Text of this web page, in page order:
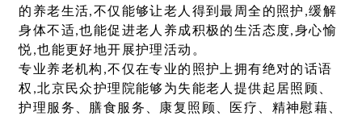
的养老生活,不仅能够让老人得到最周全的照护,缓解
身体不适,也能促进老人养成积极的生活态度,身心愉
悦,也能更好地开展护理活动。
专业养老机构,不仅在专业的照护上拥有绝对的话语
权,北京民众护理院能够为失能老人提供起居照顾、
护理服务、膳食服务、康复照顾、医疗、精神慰藉、